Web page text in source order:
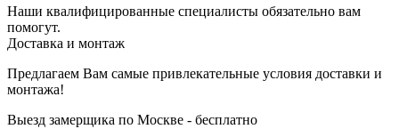
Наши квалифицированные специалисты обязательно вам
помогут.
Доставка и монтаж
Предлагаем Вам самые привлекательные условия доставки и
монтажа!
Выезд замерщика по Москве - бесплатно